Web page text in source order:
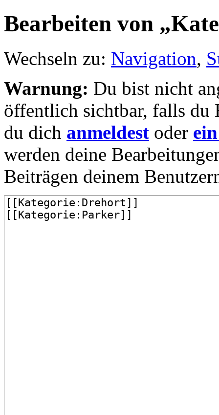
Bearbeiten von
Wechseln zu: Navigation,
Warnung: Du bist nicht
öffentlich sichtbar, falls du
du dich anmeldest oder
werden deine
Beiträgen deinem